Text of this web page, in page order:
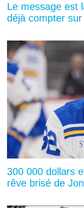
Le message est
déjà compter
300 000 dollars
rêve brisé de